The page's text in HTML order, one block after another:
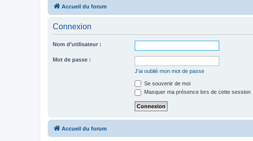
Accueil du forum
Connexion
Nom d’utilisateur :
Mot de passe :
J’ai oublié mon mot de passe
Se souvenir de moi
Masquer ma présence lors de cette session
Accueil du forum